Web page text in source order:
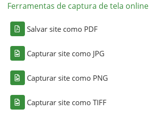
Ferramentas de captura de tela online
Salvar site como PDF
Capturar site como JPG
Capturar site como PNG
Capturar site como TIFF